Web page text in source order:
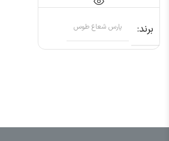
برند پارس شعاع طوس